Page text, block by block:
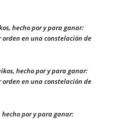
hecho por y para ganar:
en una constelación de
hecho por y para ganar:
en una constelación de
por y para ganar: